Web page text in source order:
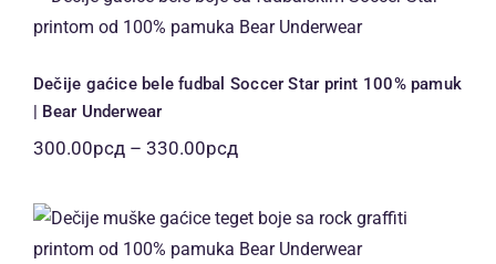
330.00рсд
print 100% pamuk | Bear Underwear
Dečije gaćice bele fudbal Soccer Star print 100% pamuk
| Bear Underwear
300.00рсд – 330.00рсд
300.00рсд
330.00рсд
Dečije muške gaćice teget rock
graffiti print 100% pamuk | Bear
Underwear